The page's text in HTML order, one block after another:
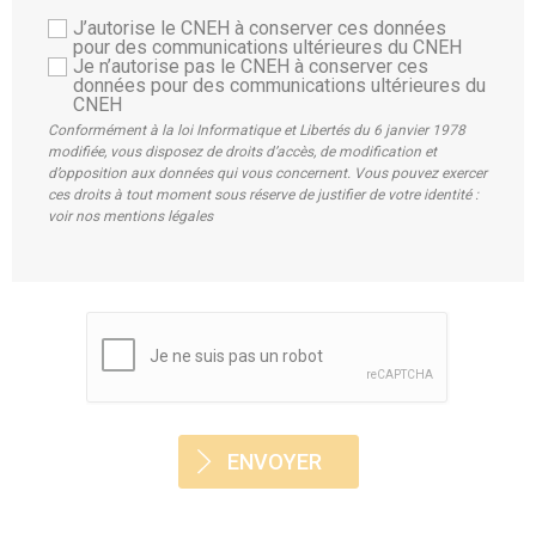
J’autorise le CNEH à conserver ces données
pour des communications ultérieures du CNEH
Je n’autorise pas le CNEH à conserver ces
données pour des communications ultérieures du
CNEH
Conformément à la loi Informatique et Libertés du 6 janvier 1978
modifiée, vous disposez de droits d’accès, de modification et
d’opposition aux données qui vous concernent. Vous pouvez exercer
ces droits à tout moment sous réserve de justifier de votre identité :
voir nos mentions légales